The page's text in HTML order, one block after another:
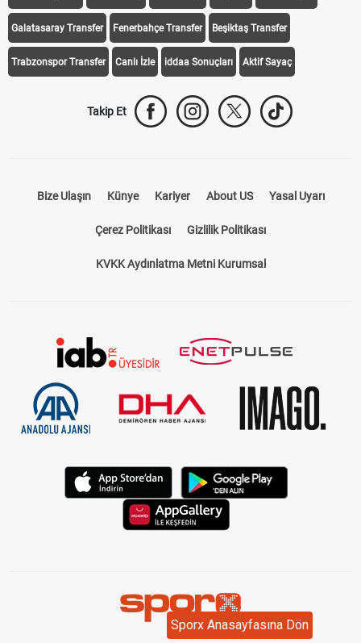
Sporx Anasayfasına Dön
iddaa Programı Galatasaray Fenerbahçe Beşiktaş Trabzonspor
Galatasaray Transfer Fenerbahçe Transfer Beşiktaş Transfer
Canlı İzle iddaa Sonuçları Aktif Sayaç
Künye Kariyer About US
Çerez Politikası Gizlilik Politikası